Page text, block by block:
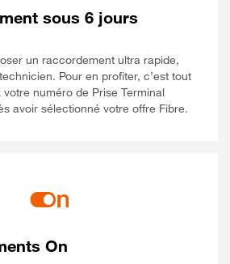
sous 6 jours
un raccordement ultra rapide,
Pour en profiter, c’est tout
numéro de Prise Terminal
avoir sélectionné votre offre Fibre.
On